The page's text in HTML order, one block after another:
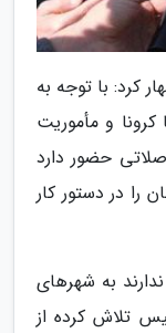
کرد: با توجه به
و مأموریت
حضور دارد
را در دستور کار
به شهرهای
تلاش کرده از